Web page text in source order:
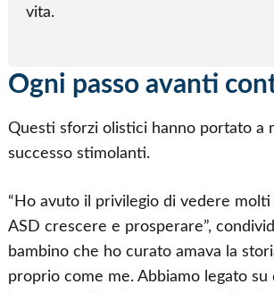
vita.
Ogni passo avanti
Questi sforzi olistici hanno portato a
successo stimolanti.
“Ho avuto il privilegio di vedere molti
ASD crescere e prosperare”,
bambino che ho curato amava la
proprio come me. Abbiamo legato su